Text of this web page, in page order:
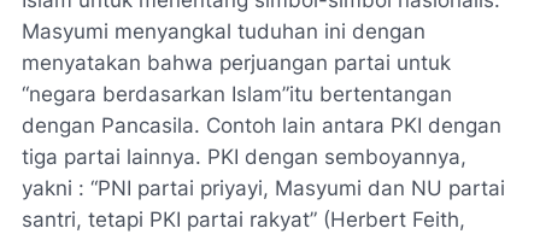
Masyumi menyangkal tuduhan ini dengan
menyatakan bahwa perjuangan partai untuk
“negara berdasarkan Islam”itu bertentangan
dengan Pancasila. Contoh lain antara PKI dengan
tiga partai lainnya. PKI dengan semboyannya,
yakni : “PNI partai priyayi, Masyumi dan NU partai
santri, tetapi PKI partai rakyat” (Herbert Feith,